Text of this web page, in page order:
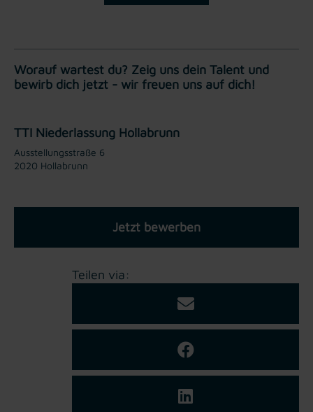
Worauf wartest du? Zeig uns dein Talent und
bewirb dich jetzt - wir freuen uns auf dich!
TTI Niederlassung Hollabrunn
Ausstellungsstraße 6
2020 Hollabrunn
Jetzt bewerben
Teilen via: